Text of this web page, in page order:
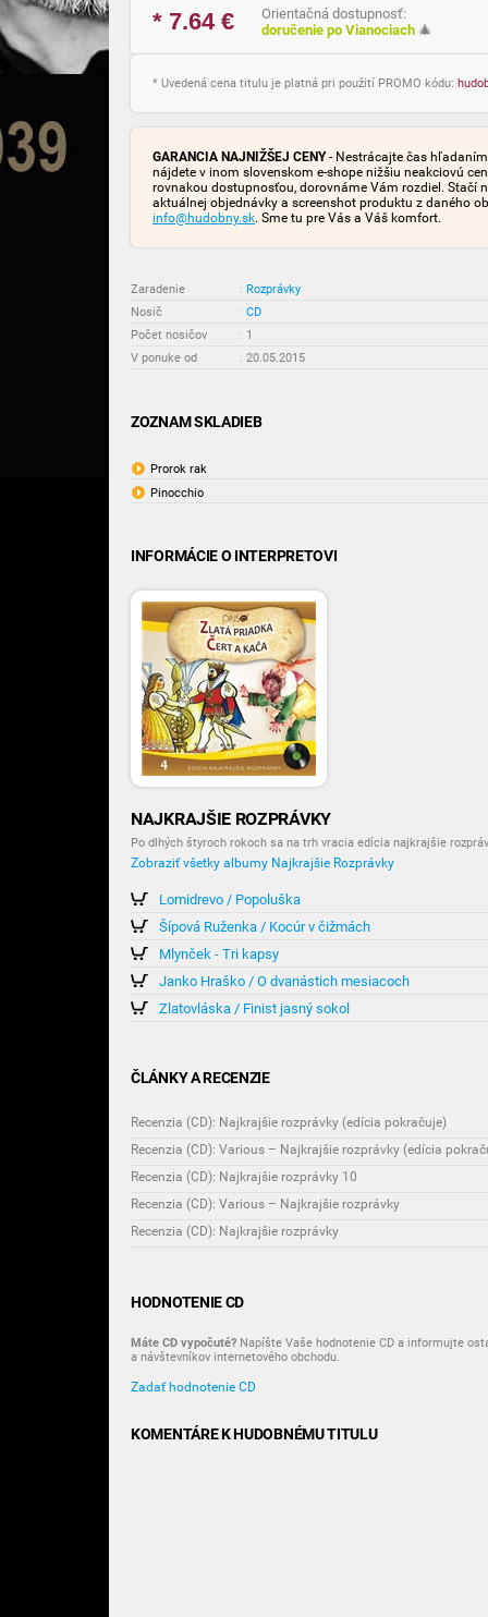
* 7.64€
Orientačná dostupnosť:
doručenie po Vianociach 🎄
* Uvedená cena titulu je platná pri použití PROMO kódu:
GARANCIA NAJNIŽŠEJ CENY- Nestrácajte čas
nájdete v inom slovenskom e-shope nižšiu neakciovú
rovnakou dostupnosťou, dorovnáme Vám rozdiel. Stačí
aktuálnej objednávky a screenshot produktu z daného
info@hudobny.sk. Sme tu pre Vás a Váš komfort.
Zaradenie : Rozprávky
Nosič
: CD
Počet nosičov
: 1
V ponuke od
: 20.05.2015
ZOZNAM SKLADIEB
Prorok rak
Pinocchio
INFORMÁCIE O INTERPRETOVI
NAJKRAJŠIE ROZPRÁVKY
Po dlhých štyroch rokoch sa na trh vracia edícia najkrajšie
Zobraziť všetky albumy Najkrajšie Rozprávky
Lomidrevo / Popoluška
Šípová Ruženka / Kocúr v čižmách
Mlynček - Tri kapsy
Janko Hraško / O dvanástich mesiacoch
Zlatovláska / Finist jasný sokol
ČLÁNKY A RECENZIE
Recenzia (CD): Najkrajšie rozprávky (edícia pokračuje)
Recenzia (CD): Various – Najkrajšie rozprávky (edícia
Recenzia (CD): Najkrajšie rozprávky 10
Recenzia (CD): Various – Najkrajšie rozprávky
Recenzia (CD): Najkrajšie rozprávky
HODNOTENIE CD
Máte CD vypočuté? Napíšte Vaše hodnotenie CD a informujte
a návštevníkov internetového obchodu.
Zadať hodnotenie CD
KOMENTÁRE K HUDOBNÉMU TITULU